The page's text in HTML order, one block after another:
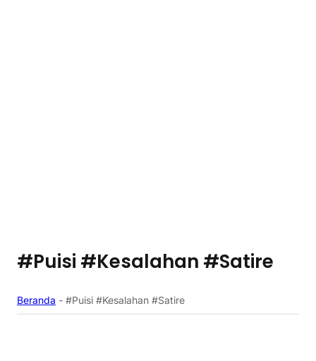
#Puisi #Kesalahan #Satire
Beranda - #Puisi #Kesalahan #Satire